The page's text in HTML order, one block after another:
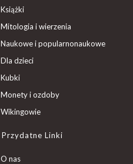
Książki
Mitologia i wierzenia
Naukowe i popularnonaukowe
Dla dzieci
Kubki
Monety i ozdoby
Wikingowie
Przydatne Linki
O nas